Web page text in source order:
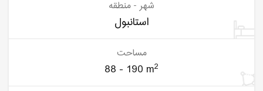
شهر - منطقه
استانبول
مساحت
88 - 190 m2